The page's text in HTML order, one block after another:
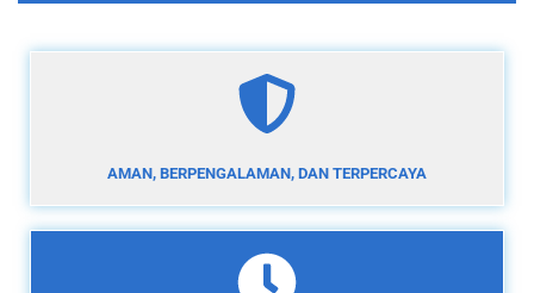
AMAN, BERPENGALAMAN, DAN TERPERCAYA